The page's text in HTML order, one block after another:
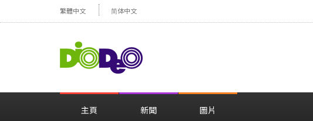
繁體中文 简体中文
主頁 新聞 圖片